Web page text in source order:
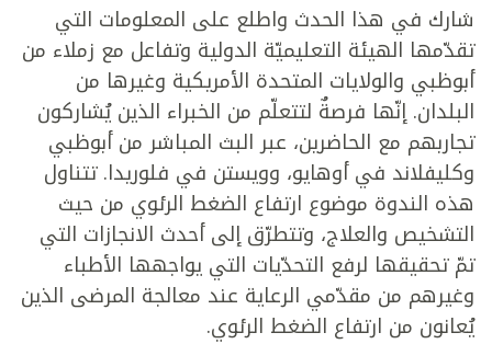
شارك في هذا الحدث واطلع على المعلومات التي
تقدّمها الهيئة التعليميّة الدولية وتفاعل مع زملاء من
أبوظبي والولايات المتحدة الأمريكية وغيرها من
البلدان. إنّها فرصةٌ لتتعلّم من الخبراء الذين يُشاركون
تجاربهم مع الحاضرين، عبر البث المباشر من أبوظبي
وكليفلاند في أوهايو، وويستن في فلوريدا. تتناول
هذه الندوة موضوع ارتفاع الضغط الرئوي من حيث
التشخيص والعلاج، وتتطرّق إلى أحدث الانجازات التي
تمّ تحقيقها لرفع التحدّيات التي يواجهها الأطباء
وغيرهم من مقدّمي الرعاية عند معالجة المرضى الذين
يُعانون من ارتفاع الضغط الرئوي.